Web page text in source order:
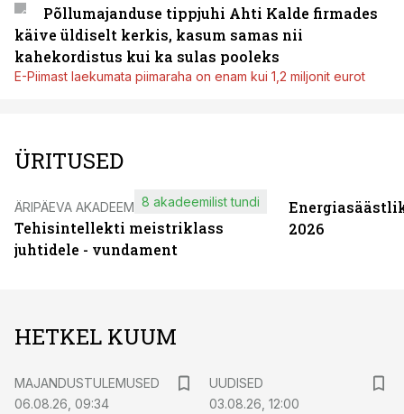
Põllumajanduse tippjuhi Ahti Kalde firmades
käive üldiselt kerkis, kasum samas nii
kahekordistus kui ka sulas pooleks
E-Piimast laekumata piimaraha on enam kui 1,2 miljonit eurot
ÜRITUSED
ÄRIPÄEVA AKADEEMIA
Tehisintellekti meistriklass
juhtidele - vundament
8 akadeemilist tundi
2026
HETKEL KUUM
MAJANDUSTULEMUSED
06.08.26, 09:34
UUDISED
03.08.26, 12:00